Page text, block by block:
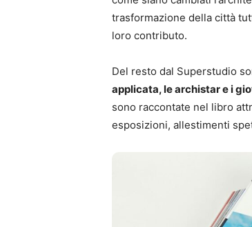
trasformazione della città
loro contributo.
Del resto dal Superstudio
applicata, le archistar e i
sono raccontate nel libro
esposizioni, allestimenti